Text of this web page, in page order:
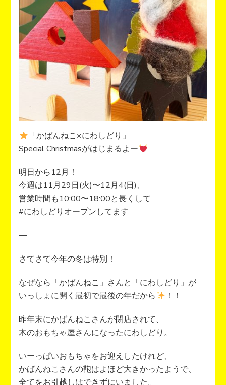
「かばんねこ×にわしどり」
Special Christmasがはじまるよー
明日から12月！
今週は11月29日(火)〜12月4(日)、
営業時間も10:00〜18:00と長くして
#にわしどりオープンしてます
—
さてさて今年の冬は特別！
なぜなら「かばんねこ」さんと「にわしどり」が
いっしょに開く最初で最後の年だから
！！
昨年末にかばんねこさんが閉店されて、
木のおもちゃ屋さんになったにわしどり。
いーっぱいおもちゃをお迎えしたけれど、
かばんねこさんの鞄はよほど大きかったようで、
全てをお引越しはできずにいました。